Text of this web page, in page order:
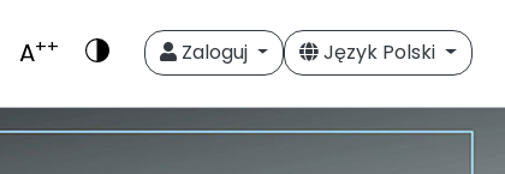
A++ Zaloguj Język Polski